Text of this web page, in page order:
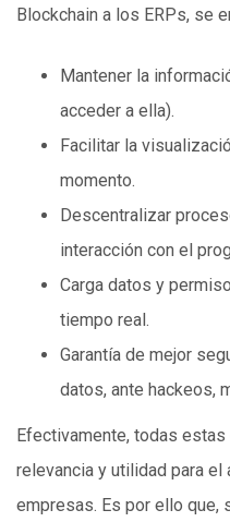
Blockchain a los ERPs, se
Mantener la
acceder a ella).
Facilitar la
momento.
Descentralizar
interacción con el
Carga datos y
tiempo real.
Garantía de mejor
datos, ante hackeos,
Efectivamente, todas
relevancia y utilidad para el
empresas. Es por ello que,